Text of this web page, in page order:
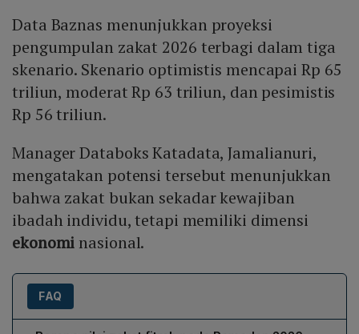
Data Baznas menunjukkan proyeksi
pengumpulan zakat 2026 terbagi dalam tiga
skenario. Skenario optimistis mencapai Rp 65
triliun, moderat Rp 63 triliun, dan pesimistis
Rp 56 triliun.
Manager Databoks Katadata, Jamalianuri,
mengatakan potensi tersebut menunjukkan
bahwa zakat bukan sekadar kewajiban
ibadah individu, tetapi memiliki dimensi
ekonomi nasional.
FAQ